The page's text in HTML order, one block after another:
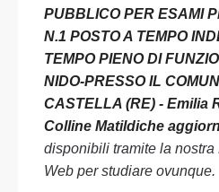
PUBBLICO PER ESAMI
N.1 POSTO A TEMPO
TEMPO PIENO DI
NIDO-PRESSO IL
CASTELLA (RE) - Emilia
Colline Matildiche
disponibili tramite la
Web per studiare ovunque.